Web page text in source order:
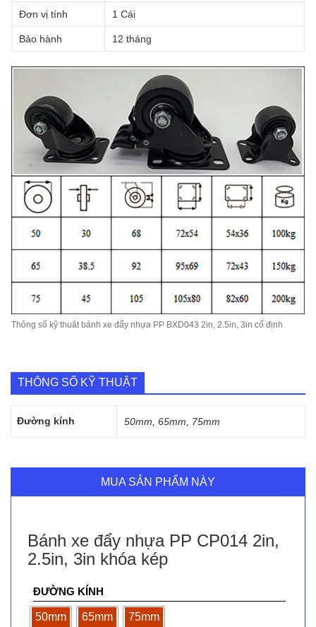
Đơn vị tính 1 Cái
Bảo hành 12 tháng
Thông số kỹ thuât bánh xe đẩy nhựa PP BXD043 2in, 2.5in, 3in cố định
THÔNG SỐ KỸ THUẬT
Đường kính 50mm, 65mm, 75mm
MUA SẢN PHẨM NÀY
Bánh xe đẩy nhựa PP CP014 2in,
2.5in, 3in khóa kép
ĐƯỜNG KÍNH
50mm 65mm 75mm